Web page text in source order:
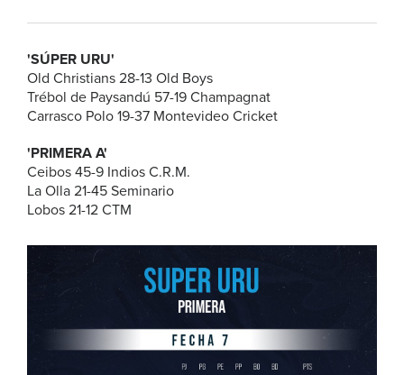
'SÚPER URU'
Old Christians 28-13 Old Boys
Trébol de Paysandú 57-19 Champagnat
Carrasco Polo 19-37 Montevideo Cricket
'PRIMERA A'
Ceibos 45-9 Indios C.R.M.
La Olla 21-45 Seminario
Lobos 21-12 CTM